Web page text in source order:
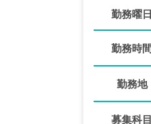
勤務曜日
勤務時
勤務地
募集科目